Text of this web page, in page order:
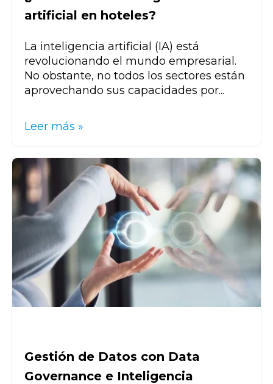
artificial en hoteles?
La inteligencia artificial (IA) está
revolucionando el mundo empresarial.
No obstante, no todos los sectores están
aprovechando sus capacidades por...
Leer más »
Gestión de Datos con Data
Governance e Inteligencia